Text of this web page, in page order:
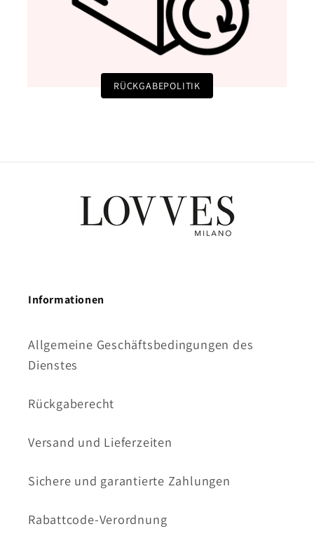
RÜCKGABEPOLITIK
Informationen
Allgemeine Geschäftsbedingungen des
Dienstes
Rückgaberecht
Versand und Lieferzeiten
Sichere und garantierte Zahlungen
Rabattcode-Verordnung